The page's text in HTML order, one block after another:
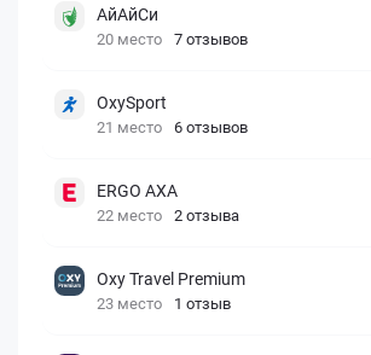
АйАйСи
20 место 7 отзывов
OxySport
21 место 6 отзывов
ERGO AXA
22 место 2 отзыва
Oxy Travel Premium
23 место 1 отзыв